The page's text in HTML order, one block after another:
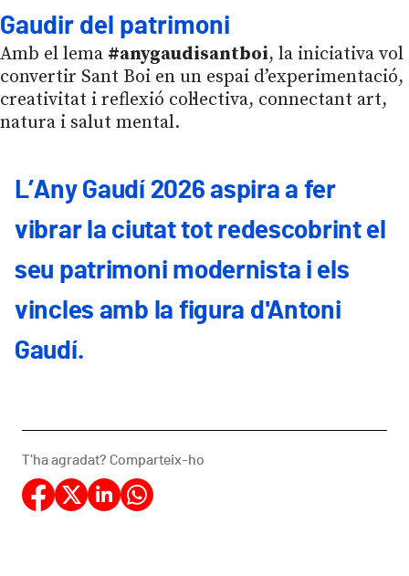
Gaudir del patrimoni
Amb el lema #anygaudisantboi, la iniciativa vol
convertir Sant Boi en un espai d’experimentació,
creativitat i reflexió col·lectiva, connectant art,
natura i salut mental.
L’Any Gaudí 2026 aspira a fer
vibrar la ciutat tot redescobrint el
seu patrimoni modernista i els
vincles amb la figura d'Antoni
Gaudí.
T'ha agradat? Comparteix-ho